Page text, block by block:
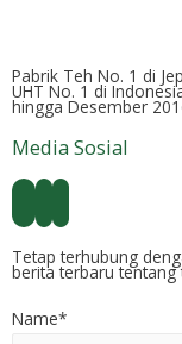
Pabrik Teh No. 1 di
UHT No. 1 di
hingga Desember
Media Sosial
Tetap terhubung
berita terbaru
Name*